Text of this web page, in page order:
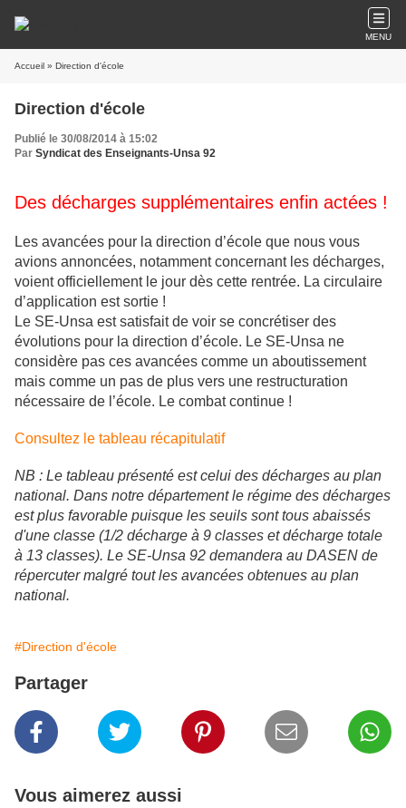
MENU
Accueil » Direction d'école
Direction d'école
Publié le 30/08/2014 à 15:02
Par Syndicat des Enseignants-Unsa 92
Des décharges supplémentaires enfin actées !
Les avancées pour la direction d’école que nous vous
avions annoncées, notamment concernant les décharges,
voient officiellement le jour dès cette rentrée. La circulaire
d’application est sortie !
Le SE-Unsa est satisfait de voir se concrétiser des
évolutions pour la direction d’école. Le SE-Unsa ne
considère pas ces avancées comme un aboutissement
mais comme un pas de plus vers une restructuration
nécessaire de l’école. Le combat continue !
Consultez le tableau récapitulatif
NB : Le tableau présenté est celui des décharges au plan
national. Dans notre département le régime des décharges
est plus favorable puisque les seuils sont tous abaissés
d'une classe (1/2 décharge à 9 classes et décharge totale
à 13 classes). Le SE-Unsa 92 demandera au DASEN de
répercuter malgré tout les avancées obtenues au plan
national.
#Direction d'école
Partager
Vous aimerez aussi